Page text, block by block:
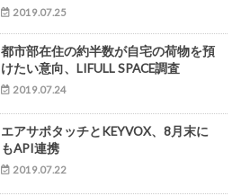
2019.07.25
都市部在住の約半数が自宅の荷物を預
けたい意向、LIFULL SPACE調査
2019.07.24
エアサポタッチとKEYVOX、8月末に
もAPI連携
2019.07.22